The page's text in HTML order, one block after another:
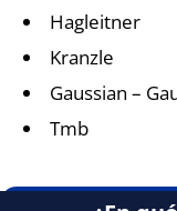
Hagleitner
Kranzle
Gaussian –
Tmb